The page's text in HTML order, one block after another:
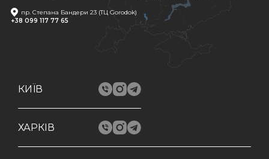
пр. Степана Бандери 23 (ТЦ Gorodok)
+38 099 117 77 65
КИЇВ
ХАРКІВ